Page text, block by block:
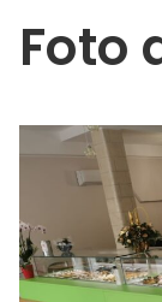
Foto